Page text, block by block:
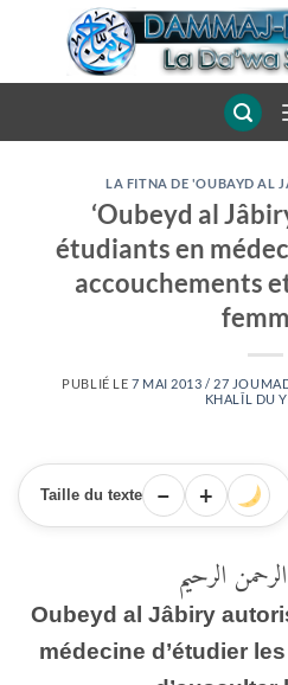
LA FITNA DE 'OUBAYD AL
‘Oubeyd al
étudiants en
accouchements
PUBLIÉ LE 7 MAI 2013 / 27
KHALÎL DU
Taille du texte − +
الرحيم
‘Oubeyd al Jâbiry
médecine d’étudier